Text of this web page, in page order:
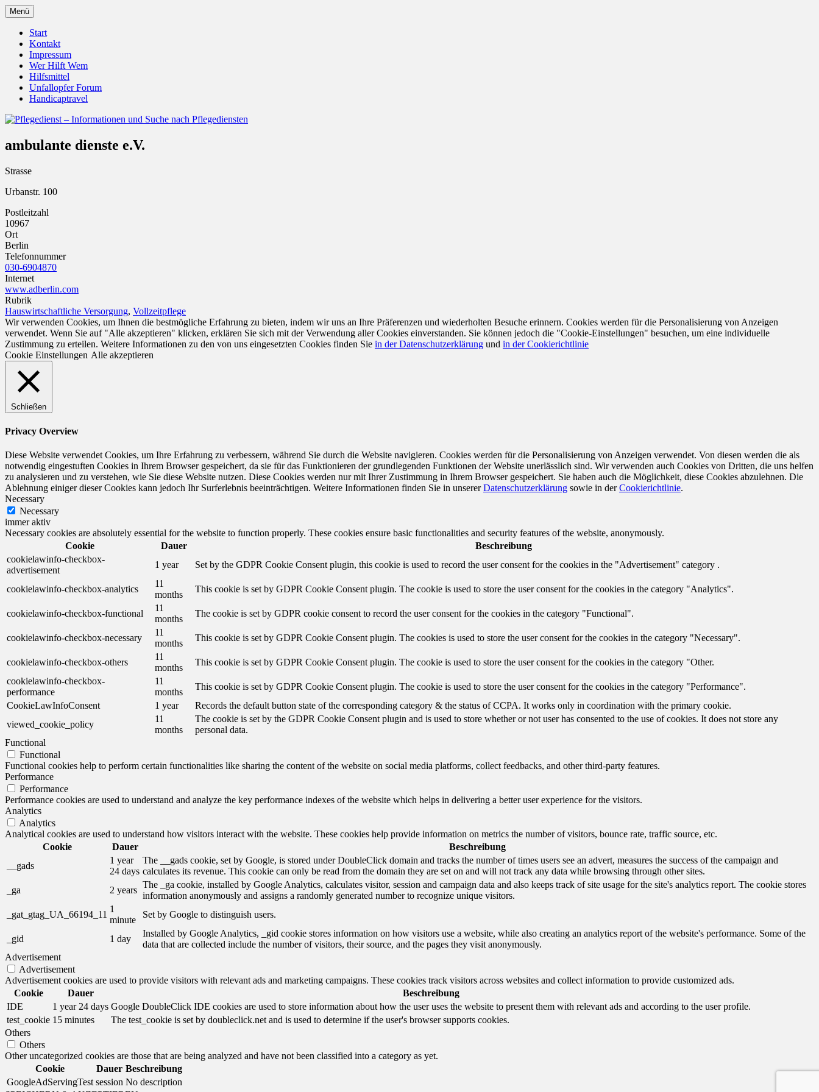
Zum
Inhalt
springen
Pflegedienst – Informationen und Suche nach Pflegediensten
Menü
Start
Kontakt
Impressum
Wer Hilft Wem
Hilfsmittel
Unfallopfer Forum
Handicaptravel
ambulante dienste e.V.
Strasse
Urbanstr. 100
Postleitzahl
10967
Ort
Berlin
Telefonnummer
030-6904870
Internet
www.adberlin.com
Rubrik
Hauswirtschaftliche Versorgung, Vollzeitpflege
Wir verwenden Cookies, um Ihnen die bestmögliche Erfahrung zu bieten, indem wir uns an Ihre Präferenzen und wiederholten Besuche erinnern. Cookies werden für die Personalisierung von Anzeigen
verwendet. Wenn Sie auf "Alle akzeptieren" klicken, erklären Sie sich mit der Verwendung aller Cookies einverstanden. Sie können jedoch die "Cookie-Einstellungen" besuchen, um eine individuelle
Zustimmung zu erteilen. Weitere Informationen zu den von uns eingesetzten Cookies finden Sie in der Datenschutzerklärung und in der Cookierichtlinie
Cookie Einstellungen Alle akzeptieren
Schließen
Privacy Overview
Diese Website verwendet Cookies, um Ihre Erfahrung zu verbessern, während Sie durch die Website navigieren. Cookies werden für die Personalisierung von Anzeigen verwendet. Von diesen werden die als
notwendig eingestuften Cookies in Ihrem Browser gespeichert, da sie für das Funktionieren der grundlegenden Funktionen der Website unerlässlich sind. Wir verwenden auch Cookies von Dritten, die uns helfen
zu analysieren und zu verstehen, wie Sie diese Website nutzen. Diese Cookies werden nur mit Ihrer Zustimmung in Ihrem Browser gespeichert. Sie haben auch die Möglichkeit, diese Cookies abzulehnen. Die
Ablehnung einiger dieser Cookies kann jedoch Ihr Surferlebnis beeinträchtigen. Weitere Informationen finden Sie in unsererDatenschutzerklärung sowie in derCookierichtlinie.
Necessary
Necessary
immer aktiv
Necessary cookies are absolutely essential for the website to function properly. These cookies ensure basic functionalities and security features of the website, anonymously.
Cookie
Dauer
Beschreibung
cookielawinfo-checkbox-
advertisement
1 year Set by the GDPR Cookie Consent plugin, this cookie is used to record the user consent for the cookies in the "Advertisement" category .
cookielawinfo-checkbox-analytics
11
months
This cookie is set by GDPR Cookie Consent plugin. The cookie is used to store the user consent for the cookies in the category "Analytics".
cookielawinfo-checkbox-functional
11
months
The cookie is set by GDPR cookie consent to record the user consent for the cookies in the category "Functional".
cookielawinfo-checkbox-necessary
11
months
This cookie is set by GDPR Cookie Consent plugin. The cookies is used to store the user consent for the cookies in the category "Necessary".
cookielawinfo-checkbox-others
11
months
This cookie is set by GDPR Cookie Consent plugin. The cookie is used to store the user consent for the cookies in the category "Other.
cookielawinfo-checkbox-
performance
11
months
This cookie is set by GDPR Cookie Consent plugin. The cookie is used to store the user consent for the cookies in the category "Performance".
CookieLawInfoConsent
1 year
Records the default button state of the corresponding category & the status of CCPA. It works only in coordination with the primary cookie.
viewed_cookie_policy
11
months
The cookie is set by the GDPR Cookie Consent plugin and is used to store whether or not user has consented to the use of cookies. It does not store any
personal data.
Functional
Functional
Functional cookies help to perform certain functionalities like sharing the content of the website on social media platforms, collect feedbacks, and other third-party features.
Performance
Performance
Performance cookies are used to understand and analyze the key performance indexes of the website which helps in delivering a better user experience for the visitors.
Analytics
Analytics
Analytical cookies are used to understand how visitors interact with the website. These cookies help provide information on metrics the number of visitors, bounce rate, traffic source, etc.
Cookie
Dauer
Beschreibung
__gads
1 year
24 days
The __gads cookie, set by Google, is stored under DoubleClick domain and tracks the number of times users see an advert, measures the success of the campaign and
calculates its revenue. This cookie can only be read from the domain they are set on and will not track any data while browsing through other sites.
_ga
2 years
The _ga cookie, installed by Google Analytics, calculates visitor, session and campaign data and also keeps track of site usage for the site's analytics report. The cookie stores
information anonymously and assigns a randomly generated number to recognize unique visitors.
_gat_gtag_UA_66194_11
1
minute
Set by Google to distinguish users.
_gid 1 day
Installed by Google Analytics, _gid cookie stores information on how visitors use a website, while also creating an analytics report of the website's performance. Some of the
data that are collected include the number of visitors, their source, and the pages they visit anonymously.
Advertisement
Advertisement
Advertisement cookies are used to provide visitors with relevant ads and marketing campaigns. These cookies track visitors across websites and collect information to provide customized ads.
Cookie
Dauer
Beschreibung
IDE
1 year 24 days Google DoubleClick IDE cookies are used to store information about how the user uses the website to present them with relevant ads and according to the user profile.
test_cookie 15 minutes
The test_cookie is set by doubleclick.net and is used to determine if the user's browser supports cookies.
Others
Others
Other uncategorized cookies are those that are being analyzed and have not been classified into a category as yet.
Cookie
Dauer Beschreibung
GoogleAdServingTest session No description